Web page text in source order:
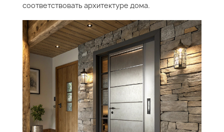
соответствовать архитектуре дома.